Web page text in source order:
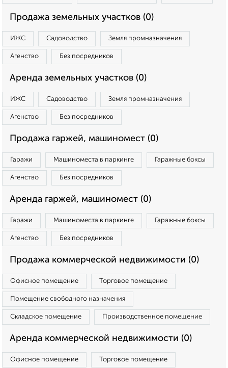
Продажа земельных участков (0)
ИЖС Садоводство Земля промназначения
Агенство Без посредников
Аренда земельных участков (0)
ИЖС Садоводство Земля промназначения
Агенство Без посредников
Продажа гаржей, машиномест (0)
Гаражи Машиноместа в паркинге Гаражные боксы
Агенство Без посредников
Аренда гаржей, машиномест (0)
Гаражи Машиноместа в паркинге Гаражные боксы
Агенство Без посредников
Продажа коммерческой недвижимости (0)
Офисное помещение Торговое помещение
Помещение свободного назначения
Складское помещение Производственное помещение
Аренда коммерческой недвижимости (0)
Офисное помещение Торговое помещение